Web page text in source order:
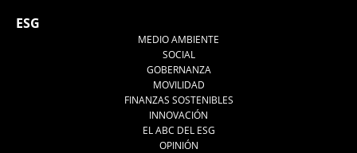
ESG
MEDIO AMBIENTE
SOCIAL
GOBERNANZA
MOVILIDAD
FINANZAS SOSTENIBLES
INNOVACIÓN
EL ABC DEL ESG
OPINIÓN